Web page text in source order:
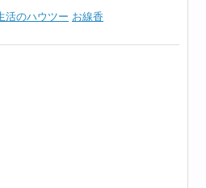
活のハウツー お線香